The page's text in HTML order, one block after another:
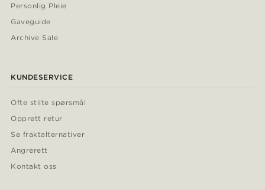
Personlig Pleie
Gaveguide
Archive Sale
KUNDESERVICE
Ofte stilte spørsmål
Opprett retur
Se fraktalternativer
Angrerett
Kontakt oss